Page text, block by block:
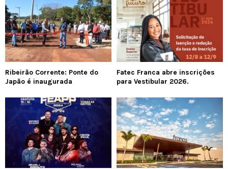
Ribeirão Corrente: Ponte do
Japão é inaugurada
Fatec Franca abre inscrições
para Vestibular 2026.